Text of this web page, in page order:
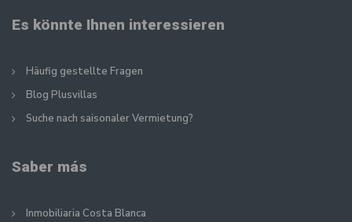
Es könnte Ihnen interessieren
Häufig gestellte Fragen
Blog Plusvillas
Suche nach saisonaler Vermietung?
Saber más
Inmobiliaria Costa Blanca